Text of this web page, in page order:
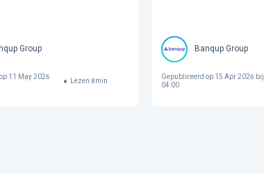
Group
11 May 2026
Lezen 8min
Banqup Group
Gepubliceerd op 15 Apr 2026 bij
04:00